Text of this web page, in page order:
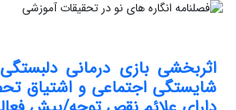
اثربخشی بازی درمانی
شایستگی اجتماعی و اشتیاق